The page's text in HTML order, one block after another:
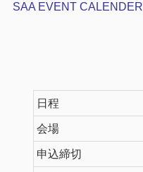
SAA EVENT CALENDER
日程
会場
申込締切